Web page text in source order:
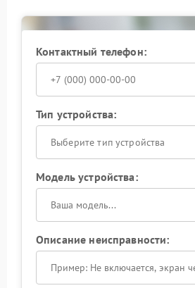
Контактный телефон:
Тип устройства:
Выберите тип устройства
Модель устройства:
Описание неисправности: